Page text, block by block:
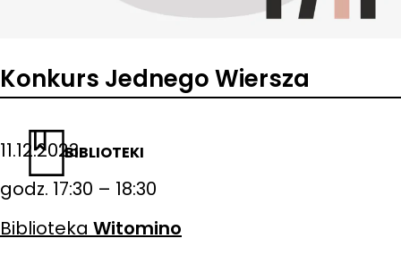
BIBLIOTEKI
Konkurs Jednego Wiersza
11.12.2023
godz. 17:30 – 18:30
Biblioteka Witomino